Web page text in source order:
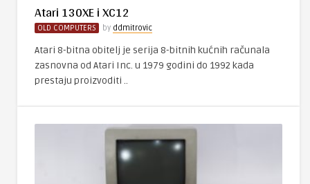
Atari 130XE i XC12
OLD COMPUTERS by ddmitrovic
Atari 8-bitna obitelj je serija 8-bitnih kućnih računala
zasnovna od Atari Inc. u 1979 godini do 1992 kada
prestaju proizvoditi ..